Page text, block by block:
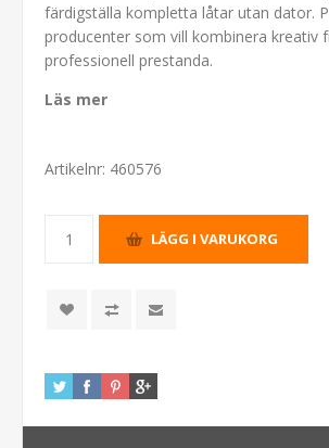
färdigställa kompletta låtar utan dator.
producenter som vill kombinera kreativ
professionell prestanda.
Läs mer
Artikelnr: 460576